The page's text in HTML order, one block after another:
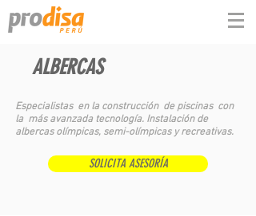
ALBERCAS
Especialistas en la construcción de piscinas con
la más avanzada tecnología. Instalación de
albercas olímpicas, semi-olímpicas y recreativas.
SOLICITA ASESORÍA